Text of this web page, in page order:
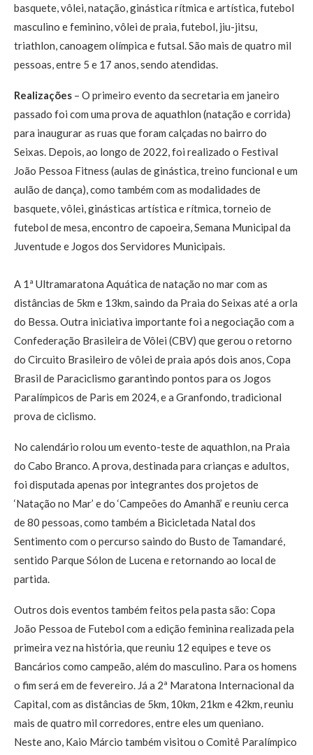
basquete, vôlei, natação, ginástica rítmica e artística, futebol
masculino e feminino, vôlei de praia, futebol, jiu-jitsu,
triathlon, canoagem olímpica e futsal. São mais de quatro mil
pessoas, entre 5 e 17 anos, sendo atendidas.
Realizações – O primeiro evento da secretaria em janeiro
passado foi com uma prova de aquathlon (natação e corrida)
para inaugurar as ruas que foram calçadas no bairro do
Seixas. Depois, ao longo de 2022, foi realizado o Festival
João Pessoa Fitness (aulas de ginástica, treino funcional e um
aulão de dança), como também com as modalidades de
basquete, vôlei, ginásticas artística e rítmica, torneio de
futebol de mesa, encontro de capoeira, Semana Municipal da
Juventude e Jogos dos Servidores Municipais.
A 1ª Ultramaratona Aquática de natação no mar com as
distâncias de 5km e 13km, saindo da Praia do Seixas até a orla
do Bessa. Outra iniciativa importante foi a negociação com a
Confederação Brasileira de Vôlei (CBV) que gerou o retorno
do Circuito Brasileiro de vôlei de praia após dois anos, Copa
Brasil de Paraciclismo garantindo pontos para os Jogos
Paralímpicos de Paris em 2024, e a Granfondo, tradicional
prova de ciclismo.
No calendário rolou um evento-teste de aquathlon, na Praia
do Cabo Branco. A prova, destinada para crianças e adultos,
foi disputada apenas por integrantes dos projetos de
‘Natação no Mar’ e do ‘Campeões do Amanhã’ e reuniu cerca
de 80 pessoas, como também a Bicicletada Natal dos
Sentimento com o percurso saindo do Busto de Tamandaré,
sentido Parque Sólon de Lucena e retornando ao local de
partida.
Outros dois eventos também feitos pela pasta são: Copa
João Pessoa de Futebol com a edição feminina realizada pela
primeira vez na história, que reuniu 12 equipes e teve os
Bancários como campeão, além do masculino. Para os homens
o fim será em de fevereiro. Já a 2ª Maratona Internacional da
Capital, com as distâncias de 5km, 10km, 21km e 42km, reuniu
mais de quatro mil corredores, entre eles um queniano.
Neste ano, Kaio Márcio também visitou o Comitê Paralímpico